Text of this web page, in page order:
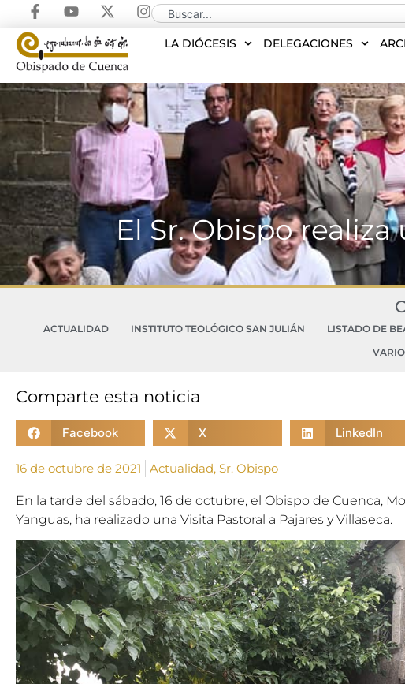
LA DIÓCESIS DELEGACIONES
El Sr. Obispo realiza
ACTUALIDAD INSTITUTO TEOLÓGICO SAN JULIÁN LISTADO DE
Comparte esta noticia
Facebook X LinkedIn
16 de octubre de 2021 Actualidad, Sr. Obispo
En la tarde del sábado, 16 de octubre, el Obispo de Cuenca,
Yanguas, ha realizado una Visita Pastoral a Pajares y Villaseca.